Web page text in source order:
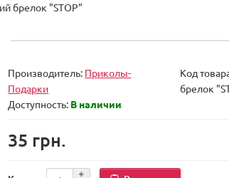
брелок "STOP"
Производитель: Приколы-
Подарки
Код
брелок
Доступность: В наличии
35 грн.